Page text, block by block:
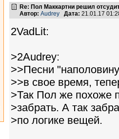
Re: Пол Маккартни решил
Автор: Audrey Дата: 21.01.17
2VadLit:
>2Audrey:
>>Песни
>>в свое время,
>Так Пол же похоже
>забрать. А так
>по логике вещей.